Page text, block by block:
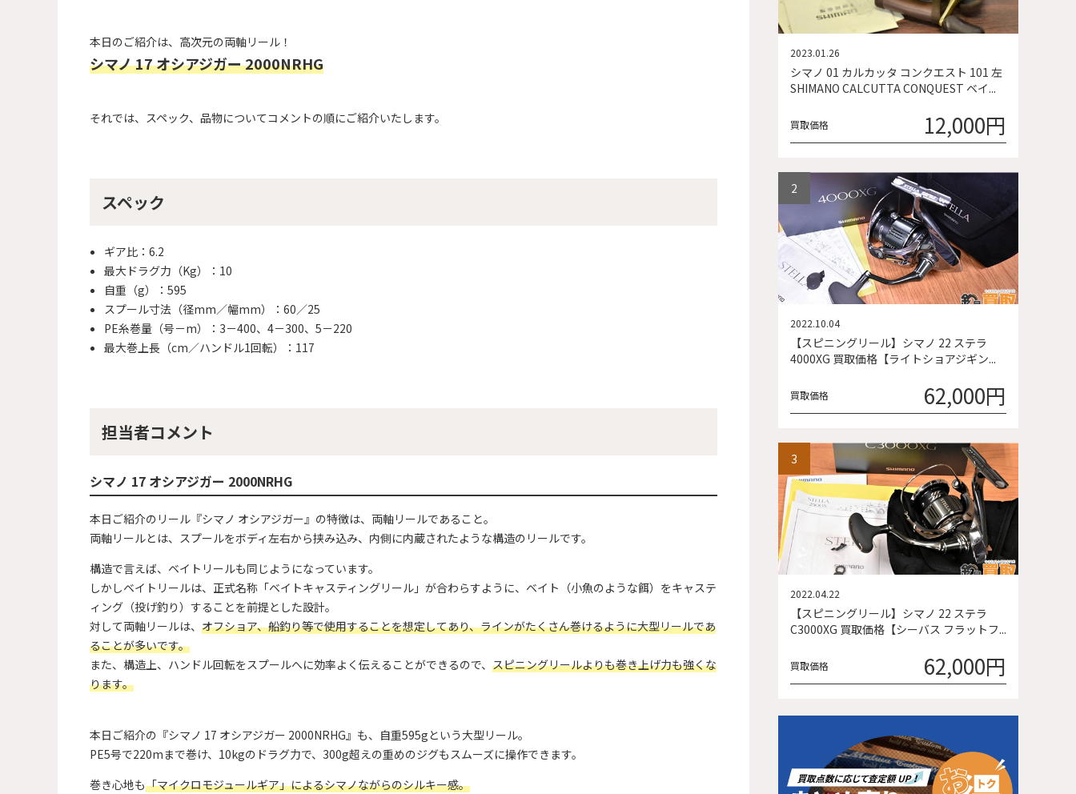
本日のご紹介は、高次元の両軸リール！
シマノ 17 オシアジガー 2000NRHG
それでは、スペック、品物についてコメントの順にご紹介いたします。
スペック
ギア比：6.2
最大ドラグ力（Kg）：10
自重（g）：595
スプール寸法（径mm／幅mm）：60／25
PE糸巻量（号－m）：3－400、4－300、5－220
最大巻上長（cm／ハンドル1回転）：117
担当者コメント
シマノ 17 オシアジガー 2000NRHG
本日ご紹介のリール『シマノ オシアジガー』の特徴は、両軸リールであること。
両軸リールとは、スプールをボディ左右から挟み込み、内側に内蔵されたような構造のリールです。
構造で言えば、ベイトリールも同じようになっています。
しかしベイトリールは、正式名称「ベイトキャスティングリール」が合わらすように、ベイト（小魚のような餌）をキャステ
ィング（投げ釣り）することを前提とした設計。
対して両軸リールは、 オフショア、船釣り等で使用することを想定してあり、ラインがたくさん巻けるように大型リールであ
ることが多いです。
また、構造上、ハンドル回転をスプールへに効率よく伝えることができるので、 スピニングリールよりも巻き上げ力も強くな
ります。
本日ご紹介の『シマノ 17 オシアジガー 2000NRHG』も、自重595gという大型リール。
PE5号で220mまで巻け、10kgのドラグ力で、300g超えの重めのジグもスムーズに操作できます。
巻き心地も「マイクロモジュールギア」によるシマノながらのシルキー感。
シマノ 01 カルカッタ コンクエスト 101 左
SHIMANO CALCUTTA CONQUEST ベイ...
2023.01.26
買取価格 12,000円
【スピニングリール】シマノ 22 ステラ
4000XG 買取価格【ライトショアジギン...
2022.10.04
買取価格 62,000円
【スピニングリール】シマノ 22 ステラ
C3000XG 買取価格【シーバス フラットフ...
2022.04.22
買取価格 62,000円